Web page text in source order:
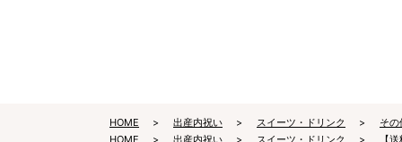
HOME 出産内祝い スイーツ・ドリンク
そ
HOME
出産内祝い スイーツ・ドリンク 【